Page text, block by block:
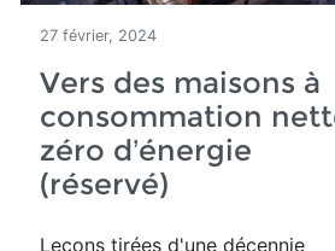
27 février, 2024
Vers des maisons à
consommation
zéro d’énergie
(réservé)
Leçons tirées d'une décennie